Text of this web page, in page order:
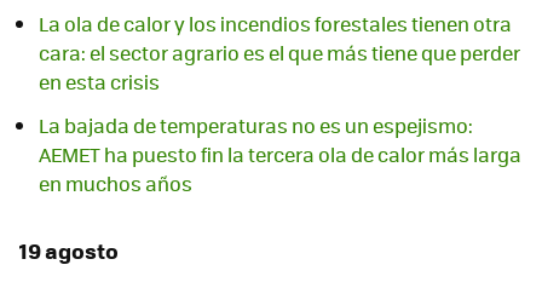
La ola de calor y los incendios forestales tienen otra
cara: el sector agrario es el que más tiene que perder
en esta crisis
La bajada de temperaturas no es un espejismo:
AEMET ha puesto fin la tercera ola de calor más larga
en muchos años
19 agosto